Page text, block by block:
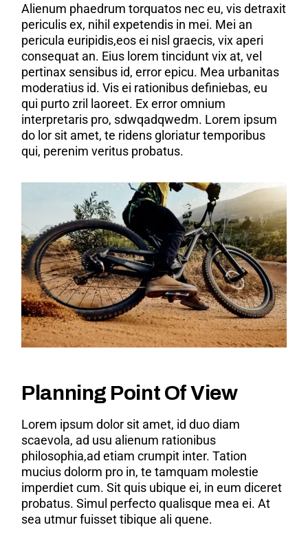
Alienum phaedrum torquatos nec eu, vis detraxit
periculis ex, nihil expetendis in mei. Mei an
pericula euripidis,eos ei nisl graecis, vix aperi
consequat an. Eius lorem tincidunt vix at, vel
pertinax sensibus id, error epicu. Mea urbanitas
moderatius id. Vis ei rationibus definiebas, eu
qui purto zril laoreet. Ex error omnium
interpretaris pro, sdwqadqwedm. Lorem ipsum
do lor sit amet, te ridens gloriatur temporibus
qui, perenim veritus probatus.
Planning Point Of View
Lorem ipsum dolor sit amet, id duo diam
scaevola, ad usu alienum rationibus
philosophia,ad etiam crumpit inter. Tation
mucius dolorm pro in, te tamquam molestie
imperdiet cum. Sit quis ubique ei, in eum diceret
probatus. Simul perfecto qualisque mea ei. At
sea utmur fuisset tibique ali quene.